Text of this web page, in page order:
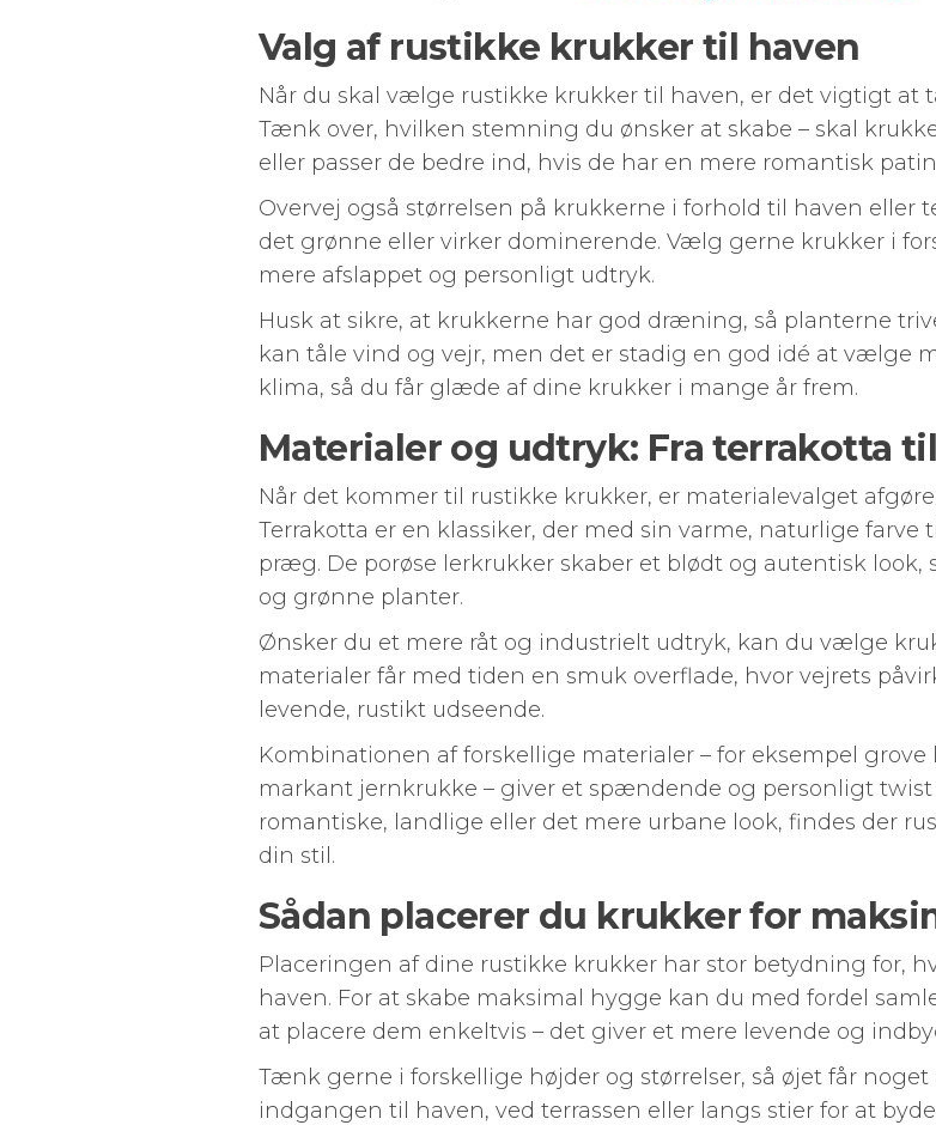
Valg af rustikke krukker til haven
Når du skal vælge rustikke krukker til haven, er det vigtigt at
Tænk over, hvilken stemning du ønsker at skabe – skal
eller passer de bedre ind, hvis de har en mere romantisk
Overvej også størrelsen på krukkerne i forhold til haven eller
det grønne eller virker dominerende. Vælg gerne krukker i
mere afslappet og personligt udtryk.
Husk at sikre, at krukkerne har god dræning, så planterne
kan tåle vind og vejr, men det er stadig en god idé at vælge
klima, så du får glæde af dine krukker i mange år frem.
Materialer og udtryk: Fra terrakotta
Når det kommer til rustikke krukker, er materialevalget
Terrakotta er en klassiker, der med sin varme, naturlige
præg. De porøse lerkrukker skaber et blødt og autentisk look,
og grønne planter.
Ønsker du et mere råt og industrielt udtryk, kan du vælge
materialer får med tiden en smuk overflade, hvor vejrets
levende, rustikt udseende.
Kombinationen af forskellige materialer – for eksempel
markant jernkrukke – giver et spændende og personligt
romantiske, landlige eller det mere urbane look, findes der
din stil.
Sådan placerer du krukker for
Placeringen af dine rustikke krukker har stor betydning for,
haven. For at skabe maksimal hygge kan du med fordel
at placere dem enkeltvis – det giver et mere levende og
Tænk gerne i forskellige højder og størrelser, så øjet får
indgangen til haven, ved terrassen eller langs stier for at